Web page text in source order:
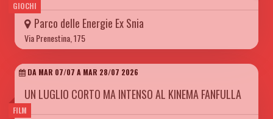
GIOCHI
Parco delle Energie Ex Snia
Via Prenestina, 175
FILM
DA MAR 07/07 A MAR 28/07 2026
UN LUGLIO CORTO MA INTENSO AL KINEMA FANFULLA